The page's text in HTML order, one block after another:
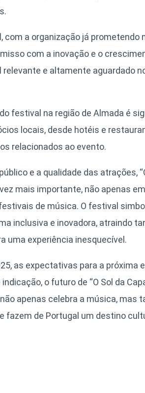
com a organização já prometendo
com a inovação e o
e altamente aguardado
festival na região de Almada é
locais, desde hotéis e
relacionados ao evento.
e a qualidade das atrações,
mais importante, não apenas
de música. O festival
inclusiva e inovadora, atraindo
uma experiência inesquecível.
as expectativas para a próxima
o futuro de “O Sol da
apenas celebra a música, mas
fazem de Portugal um destino